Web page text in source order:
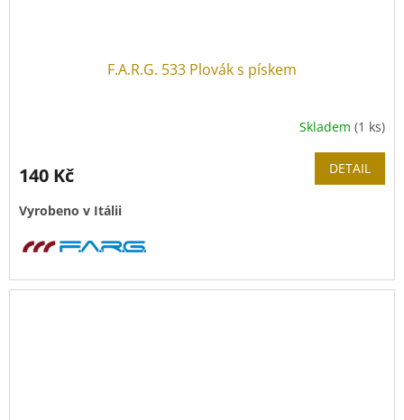
F.A.R.G. 533 Plovák s pískem
Skladem (1 ks)
140 Kč DETAIL
Vyrobeno v Itálii